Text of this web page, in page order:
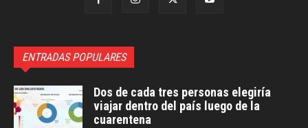
ENTRADAS POPULARES
Dos de cada tres personas elegiría
viajar dentro del país luego de la
cuarentena